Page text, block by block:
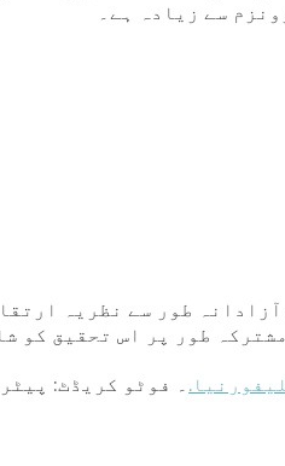
سے زیادہ ہے۔
طور سے نظریہ
طور پر اس تحقیق کو